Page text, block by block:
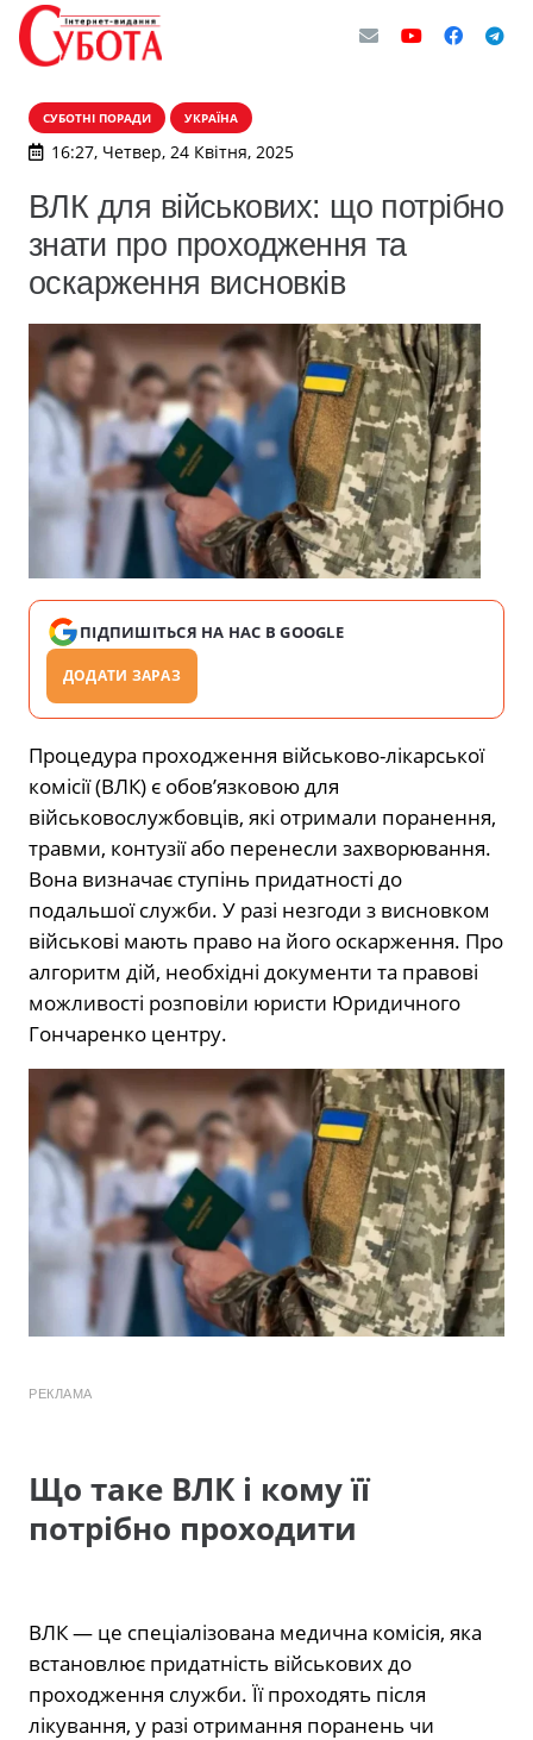
СУБОТНІ ПОРАДИ УКРАЇНА
16:27, Четвер, 24 Квітня, 2025
ВЛК для військових: що потрібно
знати про проходження та
оскарження висновків
ПІДПИШІТЬСЯ НА НАС В GOOGLE
ДОДАТИ ЗАРАЗ
Процедура проходження військово-лікарської
комісії (ВЛК) є обов’язковою для
військовослужбовців, які отримали поранення,
травми, контузії або перенесли захворювання.
Вона визначає ступінь придатності до
подальшої служби. У разі незгоди з висновком
військові мають право на його оскарження. Про
алгоритм дій, необхідні документи та правові
можливості розповіли юристи Юридичного
Гончаренко центру.
РЕКЛАМА
Що таке ВЛК і кому її
потрібно проходити
ВЛК — це спеціалізована медична комісія, яка
встановлює придатність військових до
проходження служби. Її проходять після
лікування, у разі отримання поранень чи